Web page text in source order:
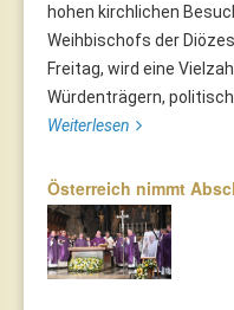
hohen kirchlichen
Weihbischofs der
Freitag, wird eine
Würdenträgern,
Weiterlesen
Österreich nimmt